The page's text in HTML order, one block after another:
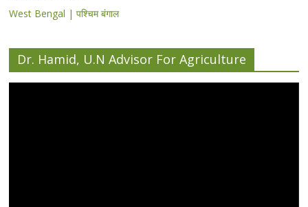
West Bengal | पश्चिम बंगाल
Dr. Hamid, U.N Advisor For Agriculture